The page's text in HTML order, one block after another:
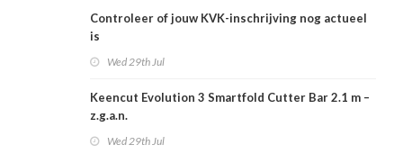
Controleer of jouw KVK-inschrijving nog actueel
is
Wed 29th Jul
Keencut Evolution 3 Smartfold Cutter Bar 2.1 m –
z.g.a.n.
Wed 29th Jul